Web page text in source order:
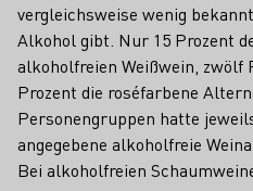
vergleichsweise wenig
Alkohol gibt. Nur 15 Prozent
alkoholfreien Weißwein, zwölf
Prozent die roséfarbene
Personengruppen hatte
angegebene alkoholfreie
Bei alkoholfreien